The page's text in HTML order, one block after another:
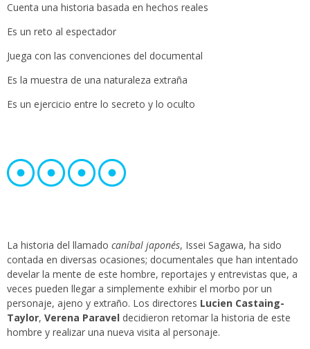
Cuenta una historia basada en hechos reales
Es un reto al espectador
Juega con las convenciones del documental
Es la muestra de una naturaleza extraña
Es un ejercicio entre lo secreto y lo oculto
La historia del llamado caníbal japonés, Issei Sagawa, ha sido
contada en diversas ocasiones; documentales que han intentado
develar la mente de este hombre, reportajes y entrevistas que, a
veces pueden llegar a simplemente exhibir el morbo por un
personaje, ajeno y extraño. Los directores Lucien Castaing-
Taylor, Verena Paravel decidieron retomar la historia de este
hombre y realizar una nueva visita al personaje.